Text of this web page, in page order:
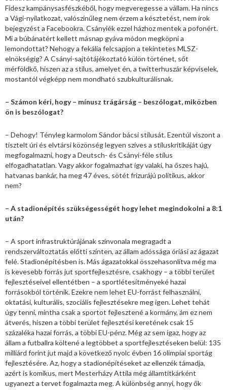
Fidesz kampánysasfészkéből, hogy megveregesse a vállam. Ha nincs
a Vági-nyilatkozat, valószínűleg nem érzem a késztetést, nem írok
bejegyzést a Facebookra. Csányiék ezzel házhoz mentek a pofonért.
Mi a búbánatért kellett másnap gyáva módon megköpni a
lemondottat? Nehogy a fekália felcsapjon a tekintetes MLSZ-
elnökségig? A Csányi-sajtótájékoztató külön történet, sőt
mérföldkő, hiszen az a stílus, amelyet én, a twitterhuszár képviselek,
mostantól végképp nem mondható szubkulturálisnak.
– Számon kéri, hogy – mínusz trágárság – beszólogat, miközben
ön is beszólogat?
– Dehogy! Tényleg karmolom Sándor bácsi stílusát. Ezentúl viszont a
tisztelt úri és elvtársi közönség legyen szíves a stíluskritikáját úgy
megfogalmazni, hogy a Deutsch- és Csányi-féle stílus
elfogadhatatlan. Vagy akkor fogalmazhat így valaki, ha őszes hajú,
hatvanas bankár, ha meg 47 éves, sötét frizurájú politikus, akkor
nem?
– A stadionépítés szükségességét hogy lehet megindokolni a 8:1
után?
– A sport infrastruktúrájának színvonala megragadt a
rendszerváltoztatás előtti szinten, az állam adóssága óriási az ágazat
felé. Stadionépítésben is. Más ágazatokkal összehasonlítva még ma
is kevesebb forrás jut sportfejlesztésre, csakhogy – a többi terület
fejlesztéseivel ellentétben – a sportlétesítményeké hazai
forrásokból történik. Ezekre nem lehet EU-forrást felhasználni,
oktatási, kulturális, szociális fejlesztésekre meg igen. Lehet tehát
úgy tenni, mintha csak a sportot fejlesztené a kormány, ám ez nem
átverés, hiszen a többi terület fejlesztési keretének csak 15
százaléka hazai forrás, a többi EU-pénz. Még az sem igaz, hogy az
állam a futballra költené a legtöbbet a sportfejlesztéseken belül: 135
milliárd forint jut majd a következő nyolc évben 16 olimpiai sportág
fejlesztésére. Az, hogy a stadionépítéseket az ellenzék támadja,
azért is komikus, mert Mesterházy Attila még államtitkárként
ugyanezt a tervet fogalmazta meg. A különbség annyi, hogy ők